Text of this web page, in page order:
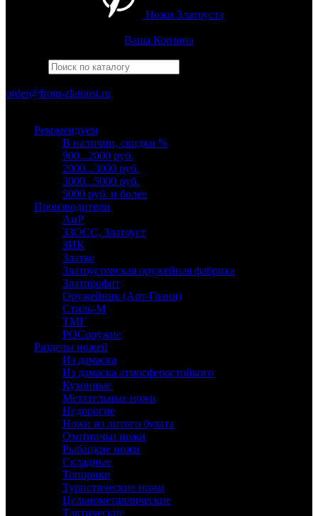
Ножи Златоуста
Ваша Корзина
order@from-zlatoust.ru
Рекомендуем
В наличии, скидки %
900...2000 руб.
2000...3000 руб.
3000...5000 руб.
5000 руб. и более
Производители
АиР
ЗЗОСС, Златоуст
ЗИК
Златко
Златоустовская оружейная фабрика
Златпрофит
Оружейник (Арт-Грани)
Стиль-М
ТМГ
РОСоружие
Разделы ножей
Из дамаска
Из дамаска атмосферостойкого
Кухонные
Метательные ножи
Недорогие
Ножи из литого булата
Охотничьи ножи
Рыбацкие ножи
Складные
Топорики
Туристические ножи
Цельнометаллические
Тактические